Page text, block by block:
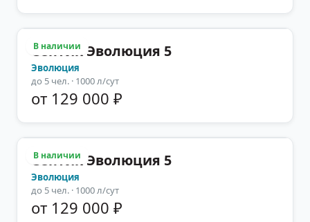
В наличии
Септик Эволюция 5
Эволюция
до 5 чел. · 1000 л/сут
от 129 000 ₽
В наличии
Септик Эволюция 5
Эволюция
до 5 чел. · 1000 л/сут
от 129 000 ₽